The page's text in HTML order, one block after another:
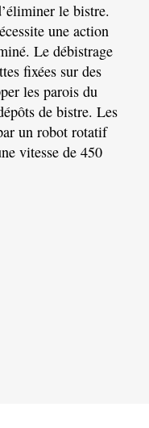
le bistre.
une action
Le débistrage
fixées sur des
les parois du
de bistre. Les
un robot rotatif
vitesse de 450